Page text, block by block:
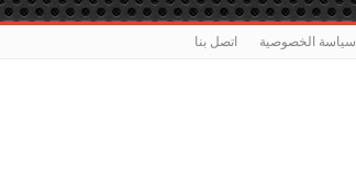
سياسة الخصوصية اتصل بنا